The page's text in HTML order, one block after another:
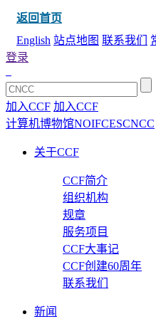
返回首页
English 站点地图 联系我们
登录
加入CCF 加入CCF
计算机博物馆NOIFCESCNCC
关于CCF
CCF简介
组织机构
规章
服务项目
CCF大事记
CCF创建60周年
联系我们
新闻